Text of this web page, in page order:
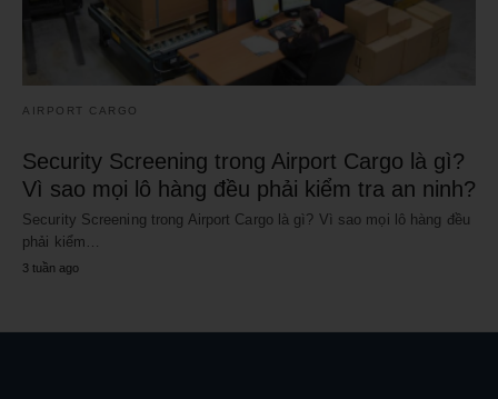
AIRPORT CARGO
Security Screening trong Airport Cargo là gì?
Vì sao mọi lô hàng đều phải kiểm tra an ninh?
Security Screening trong Airport Cargo là gì? Vì sao mọi lô hàng đều
phải kiểm…
3 tuần ago